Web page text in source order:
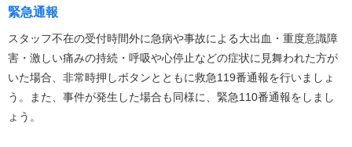
緊急通報
スタッフ不在の受付時間外に急病や事故による大出血・重度意識障
害・激しい痛みの持続・呼吸や心停止などの症状に見舞われた方が
いた場合、非常時押しボタンとともに救急119番通報を行いましょ
う。また、事件が発生した場合も同様に、緊急110番通報をしまし
ょう。